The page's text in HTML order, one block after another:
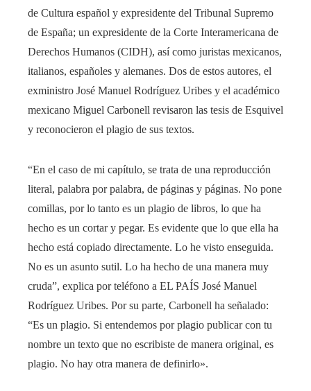
de Cultura español y expresidente del Tribunal Supremo
de España; un expresidente de la Corte Interamericana de
Derechos Humanos (CIDH), así como juristas mexicanos,
italianos, españoles y alemanes. Dos de estos autores, el
exministro José Manuel Rodríguez Uribes y el académico
mexicano Miguel Carbonell revisaron las tesis de Esquivel
y reconocieron el plagio de sus textos.
“En el caso de mi capítulo, se trata de una reproducción
literal, palabra por palabra, de páginas y páginas. No pone
comillas, por lo tanto es un plagio de libros, lo que ha
hecho es un cortar y pegar. Es evidente que lo que ella ha
hecho está copiado directamente. Lo he visto enseguida.
No es un asunto sutil. Lo ha hecho de una manera muy
cruda”, explica por teléfono a EL PAÍS José Manuel
Rodríguez Uribes. Por su parte, Carbonell ha señalado:
“Es un plagio. Si entendemos por plagio publicar con tu
nombre un texto que no escribiste de manera original, es
plagio. No hay otra manera de definirlo».